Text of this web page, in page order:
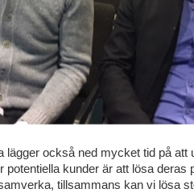
lägger också ned mycket tid på att
potentiella kunder är att lösa deras
tillsammans kan vi lösa